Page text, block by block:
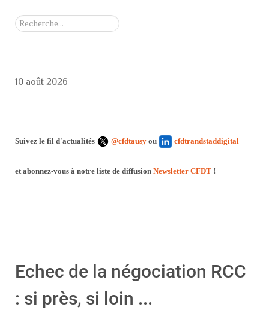
Rechercher
10 août 2026
Suivez le fil d'actualités @cfdtausy ou cfdtrandstaddigital
et abonnez-vous à notre liste de diffusion Newsletter CFDT !
Echec de la négociation RCC
: si près, si loin ...